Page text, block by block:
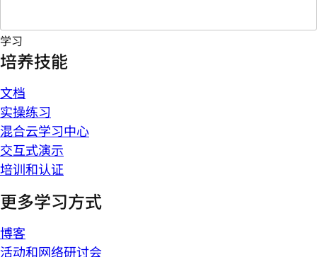
学习
培养技能
文档
实操练习
混合云学习中心
交互式演示
培训和认证
更多学习方式
博客
活动和网络研讨会